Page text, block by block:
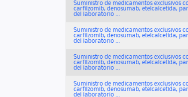
Suministro de medicamentos exclusivos
carfilzomib, denosumab, etelcalcetida,
del laboratorio ...
Suministro de medicamentos exclusivos
carfilzomib, denosumab, etelcalcetida,
del laboratorio ...
Suministro de medicamentos exclusivos
carfilzomib, denosumab, etelcalcetida,
del laboratorio ...
Suministro de medicamentos exclusivos
carfilzomib, denosumab, etelcalcetida,
del laboratorio ...